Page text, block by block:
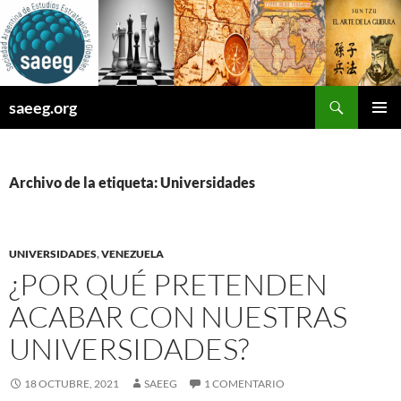
Saltar
al
contenido
saeeg.org
Archivo de la etiqueta: Universidades
UNIVERSIDADES,VENEZUELA
¿POR QUÉ PRETENDEN
ACABAR CON NUESTRAS
UNIVERSIDADES?
18 OCTUBRE, 2021 SAEEG 1 COMENTARIO